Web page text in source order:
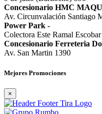
Concesionario HMC
Av. Circunvalación Santiago
Power Park -
Colectora Este Ramal
Concesionario Ferreteria
Av. San Martin 1390
Mejores Promociones
×